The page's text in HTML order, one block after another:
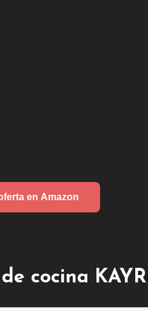
en Amazon
cocina